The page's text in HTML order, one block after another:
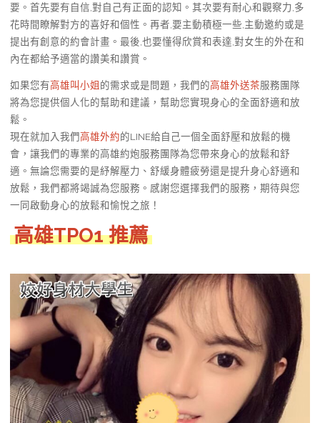
要。首先要有自信,對自己有正面的認知。其次要有耐心和觀察力,多
花時間瞭解對方的喜好和個性。再者,要主動積極一些,主動邀約或是
提出有創意的約會計畫。最後,也要懂得欣賞和表達,對女生的外在和
內在都給予適當的讚美和讚賞。
如果您有高雄叫小姐 的需求或是問題，我們的高雄外送茶服務團隊
將為您提供個人化的幫助和建議，幫助您實現身心的全面舒適和放
鬆。
現在就加入我們高雄外約的LINE給自己一個全面舒壓和放鬆的機
會，讓我們的專業的高雄約炮服務團隊為您帶來身心的放鬆和舒
適。無論您需要的是紓解壓力、舒緩身體疲勞還是提升身心舒適和
放鬆，我們都將竭誠為您服務。感謝您選擇我們的服務，期待與您
一同啟動身心的放鬆和愉悅之旅！
高雄TPO1 推薦